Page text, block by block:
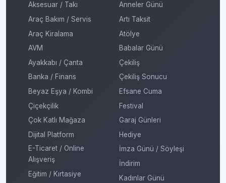
Aksesuar / Takı
Araç Bakım / Servis
Araç Kiralama
AVM
Ayakkabı / Çanta
Banka / Finans
Beyaz Eşya / Kombi
Çiçekçilik
Çok Katlı Mağaza
Dijital Platform
E-Ticaret / Online
Alışveriş
Eğitim / Kırtasiye
Anneler Günü
Artı Taksit
Atölye
Babalar Günü
Çekiliş
Çekiliş Sonucu
Efsane Cuma
Festival
Garaj Günleri
Hediye
İmza Günü / Söyleşi
İndirim
Kadınlar Günü